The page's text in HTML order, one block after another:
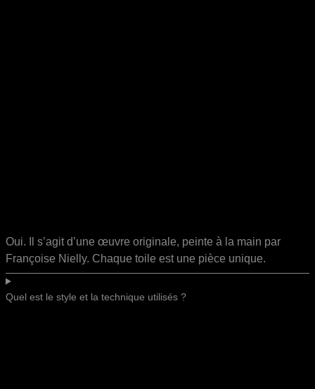
Oui. Il s’agit d’une œuvre originale, peinte à la main par
Françoise Nielly. Chaque toile est une pièce unique.
Quel est le style et la technique utilisés ?